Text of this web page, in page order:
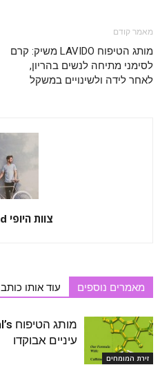
מאמר קודם
מותג הטיפוח LAVIDO משיק: קרם
לסימני מתיחה לנשים בהריון,
לאחר לידה ולשינויים במשקל
צוות היופי beauty-d
מאמרים נוספים עוד אותו כותב
זירת המומחים
עיניים אבוקדו